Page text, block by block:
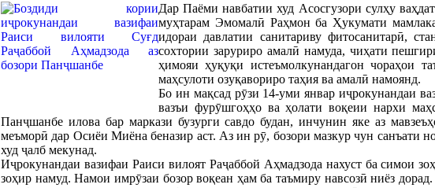
Дар Паёми навбатии худ Асосгузори сулҳу
муҳтарам Эмомалӣ Раҳмон ба Ҳукумати
идораи давлатии санитариву фитосанитарӣ,
сохтории заруриро амалӣ намуда, чиҳати
ҳимояи ҳуқуқи истеъмолкунандагон чораҳои
маҳсулоти озуқавориро таҳия ва амалӣ намоянд.
Бо ин мақсад рӯзи 14-уми январ иҷрокунандаи
вазъи фурӯшгоҳҳо ва ҳолати воқеии нархи
Панҷшанбе илова бар маркази бузурги савдо будан, инчунин яке аз
меъморӣ дар Осиёи Миёна беназир аст. Аз ин рӯ, бозори мазкур чун санъати
худ ҷалб мекунад.
Иҷрокунандаи вазифаи Раиси вилоят Раҷаббой Аҳмадзода нахуст ба симои
зоҳир намуд. Намои имрӯзаи бозор воқеан ҳам ба таъмиру навсозӣ ниёз